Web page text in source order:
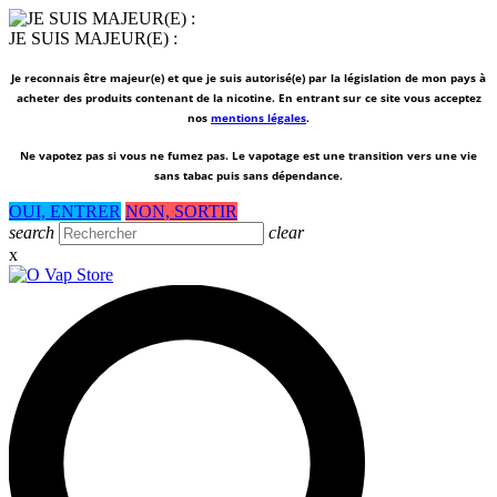
JE SUIS MAJEUR(E) :
Je reconnais être majeur(e) et que je suis autorisé(e) par la législation de mon pays à
acheter des produits contenant de la nicotine. En entrant sur ce site vous acceptez
nos mentions légales.
Ne vapotez pas si vous ne fumez pas. Le vapotage est une transition vers une vie
sans tabac puis sans dépendance.
OUI, ENTRER NON, SORTIR
search
clear
x